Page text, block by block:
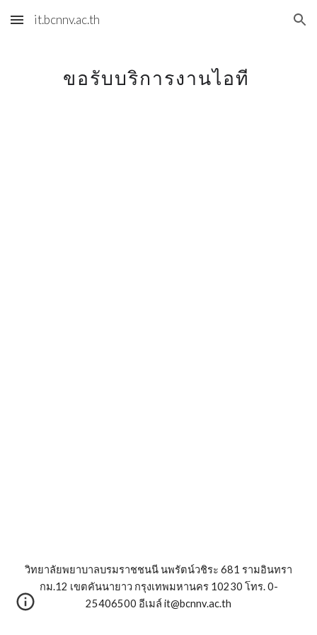
Skip to main content Skip to navigation
it.bcnnv.ac.th
ขอรับบริการงานไอที
วิทยาลัยพยาบาลบรมราชชนนี นพรัตน์วชิระ 681 รามอินทรา
กม.12 เขตคันนายาว กรุงเทพมหานคร 10230 โทร. 0-
25406500 อีเมล์ it@bcnnv.ac.th